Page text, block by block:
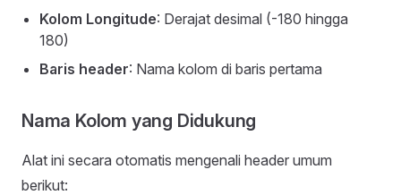
Kolom Longitude: Derajat desimal (-180 hingga
180)
Baris header: Nama kolom di baris pertama
Nama Kolom yang Didukung
Alat ini secara otomatis mengenali header umum
berikut: